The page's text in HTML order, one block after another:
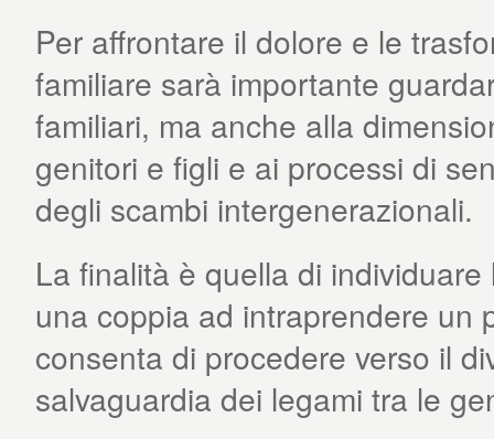
Per affrontare il dolore e le
familiare sarà importante
familiari, ma anche alla
genitori e figli e ai processi di
degli scambi intergenerazionali.
La finalità è quella di
una coppia ad intraprendere un
consenta di procedere verso il
salvaguardia dei legami tra le